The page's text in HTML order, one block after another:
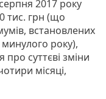
2017 року
тис. грн (що
встановлених
минулого року),
суттєві зміни
місяці,